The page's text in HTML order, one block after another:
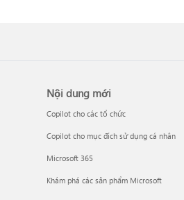
Nội dung mới
Copilot cho các tổ chức
Copilot cho mục đích sử dụng cá nhân
Microsoft 365
Khám phá các sản phẩm Microsoft